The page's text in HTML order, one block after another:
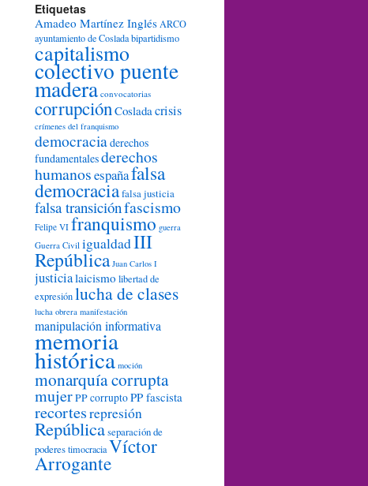
Etiquetas
Amadeo Martínez Inglés ARCO
ayuntamiento de Cosladabipartidismo
capitalismo
colectivo puente
madera convocatorias
corrupciónCosladacrisis
crímenes del franquismo
democraciaderechos
fundamentalesderechos
humanosespañafalsa
democraciafalsa justicia
falsa transiciónfascismo
Felipe VI franquismo guerra
Guerra Civil igualdadIII
República Juan Carlos I
justicialaicismo libertad de
expresiónlucha de clases
lucha obrera manifestación
manipulación informativa
memoria
histórica moción
monarquía corrupta
mujerPP corruptoPP fascista
recortesrepresión
Repúblicaseparación de
poderestimocraciaVíctor
Arrogante